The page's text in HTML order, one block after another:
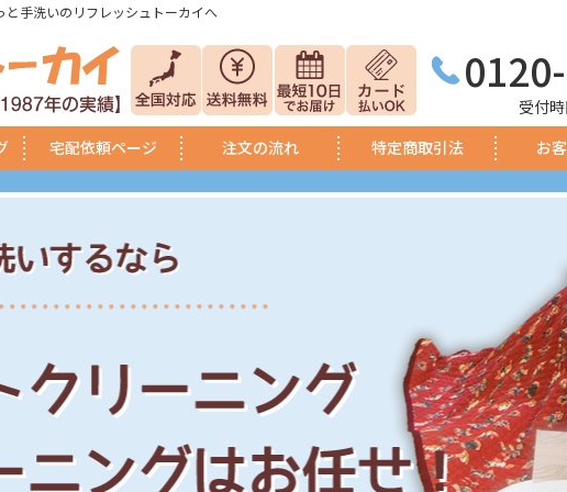
手洗いのリフレッシュトーカイへ
受付
宅配依頼ページ 注文の流れ 特定商取引法 お